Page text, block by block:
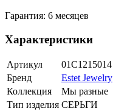
Гарантия: 6 месяцев
Характеристики
Артикул
01С1215014
Бренд
Estet Jewelry
Коллекция
Мы разные
Тип изделия СЕРЬГИ